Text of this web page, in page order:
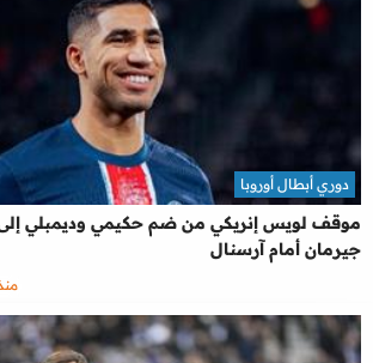
موقف لويس إنريكي من ضم حكيمي وديمبلي
جيرمان أمام آرسنال
دوري أبطال أوروبا
منذ